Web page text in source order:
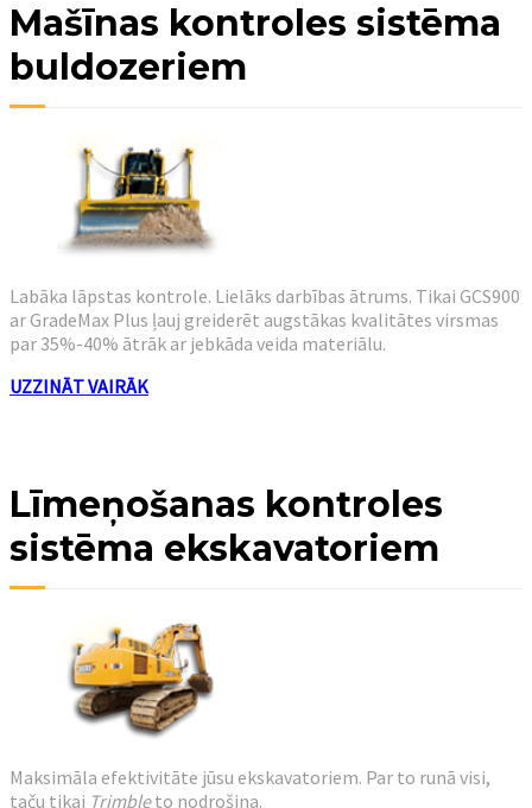
Mašīnas kontroles sistēma
buldozeriem
Labāka lāpstas kontrole. Lielāks darbības ātrums. Tikai GCS900
ar GradeMax Plus ļauj greiderēt augstākas kvalitātes virsmas
par 35%-40% ātrāk ar jebkāda veida materiālu.
UZZINĀT VAIRĀK
Līmeņošanas kontroles
sistēma ekskavatoriem
Maksimāla efektivitāte jūsu ekskavatoriem. Par to runā visi,
taču tikai Trimbleto nodrošina.